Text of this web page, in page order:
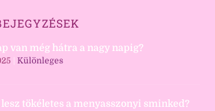
van még hátra a nagy napig?
|Különleges
lesz tökéletes a menyasszonyi sminked?